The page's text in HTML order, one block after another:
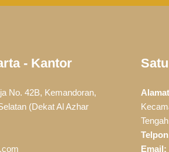
- Kantor
No. 42B, Kemandoran,
(Dekat Al Azhar
Tengah
Email: